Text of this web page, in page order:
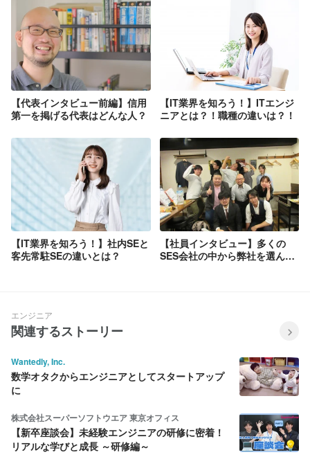
【代表インタビュー前編】信用
第一を掲げる代表はどんな人？
【IT業界を知ろう！】ITエンジ
ニアとは？！職種の違いは？！
【IT業界を知ろう！】社内SEと
客先常駐SEの違いとは？
【社員インタビュー】多くの
SES会社の中から弊社を選んだ
エンジニア
関連するストーリー
Wantedly, Inc.
数学オタクからエンジニアとしてスタートアップ
に
株式会社スーパーソフトウエア 東京オフィス
【新卒座談会】未経験エンジニアの研修に密着！
リアルな学びと成長 ～研修編～